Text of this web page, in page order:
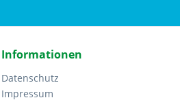
Informationen
Datenschutz
Impressum